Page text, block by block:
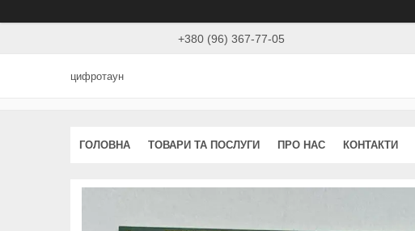
+380 (96) 367-77-05
цифротаун
ГОЛОВНА ТОВАРИ ТА ПОСЛУГИ ПРО НАС КОНТАКТИ